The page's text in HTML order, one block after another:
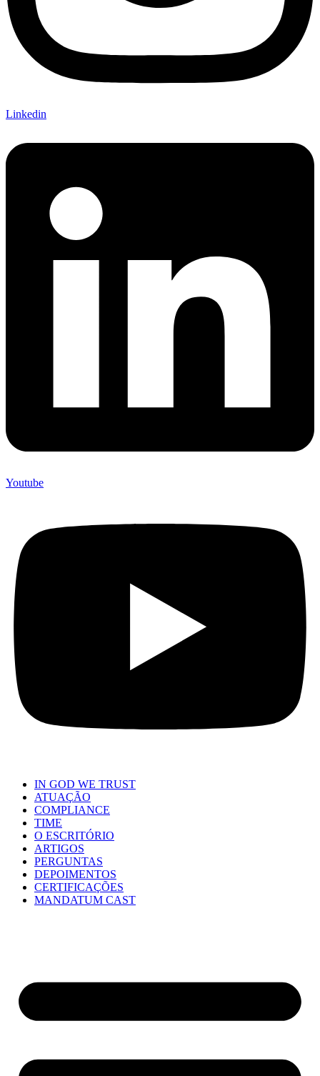
Linkedin
Youtube
IN GOD WE TRUST
ATUAÇÃO
COMPLIANCE
TIME
O ESCRITÓRIO
ARTIGOS
PERGUNTAS
DEPOIMENTOS
CERTIFICAÇÕES
MANDATUM CAST